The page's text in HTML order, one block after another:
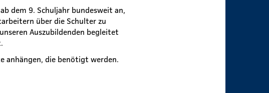
dem 9. Schuljahr bundesweit an,
über die Schulter zu
Auszubildenden begleitet
anhängen, die benötigt werden.